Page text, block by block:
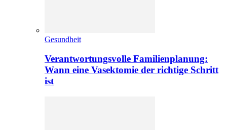
Gesundheit
Verantwortungsvolle Familienplanung:
Wann eine Vasektomie der richtige Schritt
ist